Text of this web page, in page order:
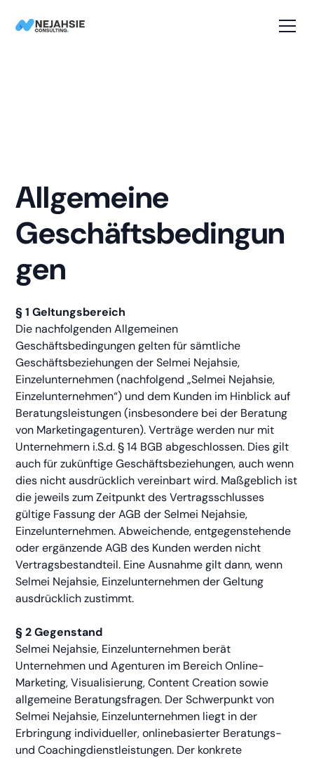
Allgemeine
Geschäftsbedingun
gen
§ 1 Geltungsbereich
Die nachfolgenden Allgemeinen
Geschäftsbedingungen gelten für sämtliche
Geschäftsbeziehungen der Selmei Nejahsie,
Einzelunternehmen (nachfolgend „Selmei Nejahsie,
Einzelunternehmen“) und dem Kunden im Hinblick auf
Beratungsleistungen (insbesondere bei der Beratung
von Marketingagenturen). Verträge werden nur mit
Unternehmern i.S.d. § 14 BGB abgeschlossen. Dies gilt
auch für zukünftige Geschäftsbeziehungen, auch wenn
dies nicht ausdrücklich vereinbart wird. Maßgeblich ist
die jeweils zum Zeitpunkt des Vertragsschlusses
gültige Fassung der AGB der Selmei Nejahsie,
Einzelunternehmen. Abweichende, entgegenstehende
oder ergänzende AGB des Kunden werden nicht
Vertragsbestandteil. Eine Ausnahme gilt dann, wenn
Selmei Nejahsie, Einzelunternehmen der Geltung
ausdrücklich zustimmt.
§ 2 Gegenstand
Selmei Nejahsie, Einzelunternehmen berät
Unternehmen und Agenturen im Bereich Online-
Marketing, Visualisierung, Content Creation sowie
allgemeine Beratungsfragen. Der Schwerpunkt von
Selmei Nejahsie, Einzelunternehmen liegt in der
Erbringung individueller, onlinebasierter Beratungs-
und Coachingdienstleistungen. Der konkrete